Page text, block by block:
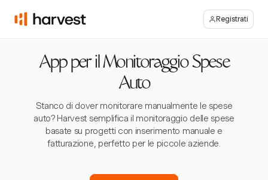
Registrati
App per il Monitoraggio Spese
Auto
Stanco di dover monitorare manualmente le spese
auto? Harvest semplifica il monitoraggio delle spese
basate su progetti con inserimento manuale e
fatturazione, perfetto per le piccole aziende.